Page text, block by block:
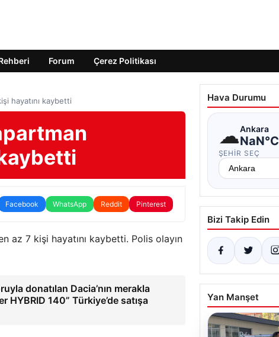
Forum Çerez Politikası
hayatını kaybetti
Facebook WhatsApp Reddit Pinterest
az 7 kişi hayatını kaybetti. Polis olayın
donatılan Dacia’nın merakla
HYBRID 140” Türkiye’de satışa
Hava Durumu
☁Ankara
NaN°C
ŞEHIR SEÇ
Bizi Takip Edin
Yan Manşet